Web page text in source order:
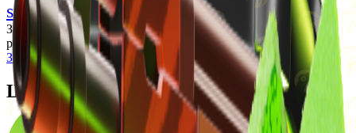
support@cs-wiki.org
Заходячи на цей сайт, ви підтверджуєте, що виповнилося 18
років. Проблеми із азартними іграми?
Звернеться по допомогу
Щоденні бонуси
Свіжі промокоди